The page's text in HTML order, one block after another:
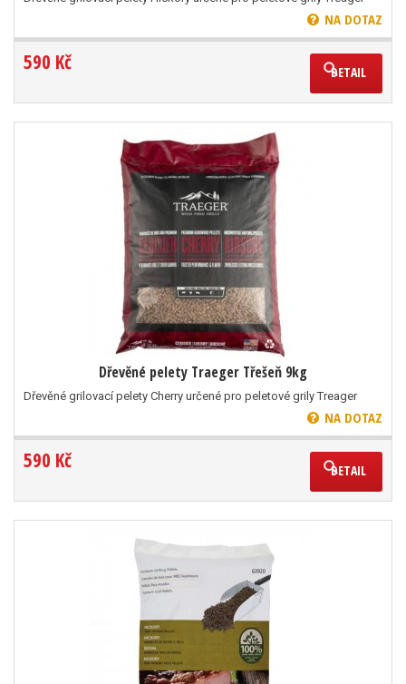
NA DOTAZ
590 Kč DETAIL
Dřevěné pelety Traeger Třešeň 9kg
Dřevěné grilovací pelety Cherry určené pro peletové grily Treager
NA DOTAZ
590 Kč DETAIL